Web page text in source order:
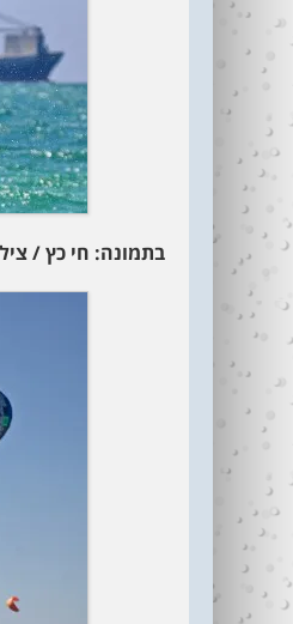
בתמונה: חי כץ /